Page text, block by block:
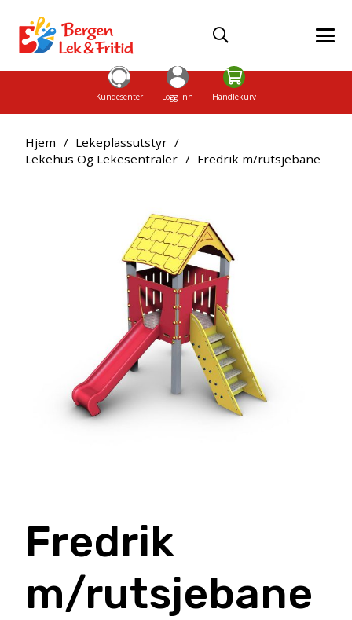
Kundesenter Logg inn Handlekurv
Hjem / Lekeplassutstyr /
Lekehus Og Lekesentraler / Fredrik m/rutsjebane
Fredrik
m/rutsjebane